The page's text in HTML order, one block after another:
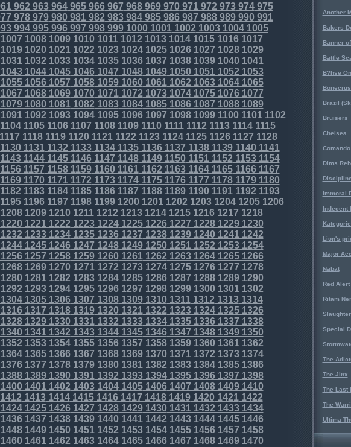
962 963964965966967 968969970971972 973974975
978979980981982 983984985986987 988989990991
994995996997 998999100010011002 100310041005
10081009101010111012 10131014101510161017
102010211022 10231024102510261027 10281029
1032 10331034103510361037 1038103910401041
10431044104510461047 10481049105010511052 1053
10561057 10581059106010611062 106310641065
10681069107010711072 10731074107510761077
108010811082 10831084108510861087 10881089
1092 10931094109510961097 10981099110011011102
110511061107 11081109111011111112 111311141115
11181119112011211122 11231124112511261127 1128
11311132 11331134113511361137 1138113911401141
11431144114511461147 11481149115011511152 11531154
1157 11581159116011611162 11631164116511661167
117011711172 11731174117511761177 117811791180
11831184118511861187 11881189119011911192 1193
11961197 11981199120012011202 1203120412051206
12081209121012111212 12131214121512161217 1218
12211222 12231224122512261227 122812291230
12331234123512361237 12381239124012411242
124512461247 12481249125012511252 12531254
1257 12581259126012611262 1263126412651266
12681269127012711272 12731274127512761277 1278
12811282 12831284128512861287 128812891290
12931294129512961297 12981299130013011302
130513061307 13081309131013111312 13131314
1317 13181319132013211322 1323132413251326
13281329133013311332 13331334133513361337 1338
13411342 13431344134513461347 134813491350
13531354135513561357 13581359136013611362
136513661367 13681369137013711372 13731374
1377 13781379138013811382 1383138413851386
13881389139013911392 13931394139513961397 1398
14011402 14031404140514061407 140814091410
14131414141514161417 14181419142014211422
142514261427 14281429143014311432 14331434
1437 14381439144014411442 1443144414451446
14481449145014511452 14531454145514561457 1458
14611462 14631464146514661467 146814691470
Another
Bakers
Banner
Battle
B?hse
Brazil
Bruisers
Chelsea
Dims
Immoral
Indecent
Lion's
Major
Nabat
Red Alert
Ritam
Special
The
The Jinx
The Last
The
Ultima